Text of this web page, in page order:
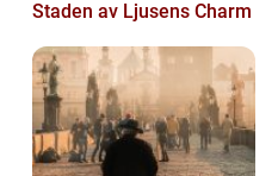
Staden av Ljusens Charm